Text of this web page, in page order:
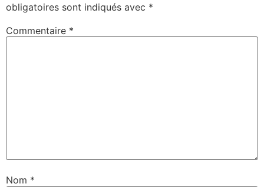
obligatoires sont indiqués avec *
Commentaire *
Nom *